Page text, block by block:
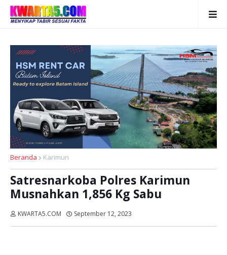
Beranda Karimun
Satresnarkoba Polres Karimun
Musnahkan 1,856 Kg Sabu
KWARTA5.COM September 12, 2023